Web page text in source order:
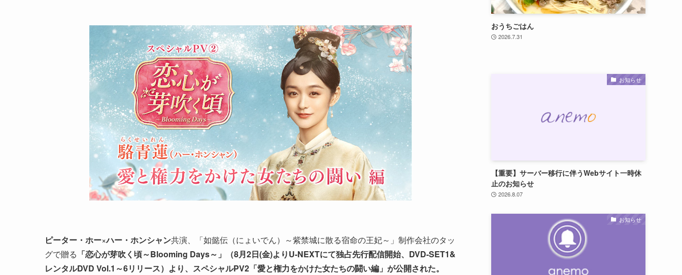
ピーター・ホー×ハー・ホンシャン共演、「如懿伝（にょいでん）～紫禁城に散る宿命の王妃～」制作会社のタッ
グで贈る 「恋心が芽吹く頃～Blooming Days～」（8月2日(金)よりU-NEXTにて独占先行配信開始、DVD-SET1&
レンタルDVD Vol.1～6リリース）より、スペシャルPV2「愛と権力をかけた女たちの闘い編」が公開された。
おうちごはん
2026.7.31
お知らせ
【重要】サーバー移行に伴うWebサイト一時休
止のお知らせ
2026.8.07
お知らせ